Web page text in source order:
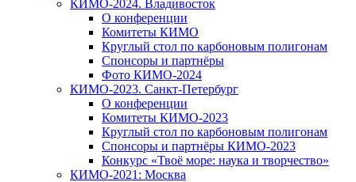
КИМО-2024. Владивосток
О конференции
Комитеты КИМО
Круглый стол по карбоновым полигонам
Спонсоры и партнёры
Фото КИМО-2024
КИМО-2023. Санкт-Петербург
О конференции
Комитеты КИМО-2023
Круглый стол по карбоновым полигонам
Спонсоры и партнёры КИМО-2023
Конкурс «Твоё море: наука и творчество»
КИМО-2021: Москва